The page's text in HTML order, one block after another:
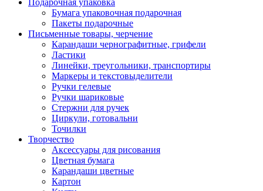
Подарочная упаковка
Бумага упаковочная подарочная
Пакеты подарочные
Письменные товары, черчение
Карандаши чернографитные, грифели
Ластики
Линейки, треугольники, транспортиры
Маркеры и текстовыделители
Ручки гелевые
Ручки шариковые
Стержни для ручек
Циркули, готовальни
Точилки
Творчество
Аксессуары для рисования
Цветная бумага
Карандаши цветные
Картон